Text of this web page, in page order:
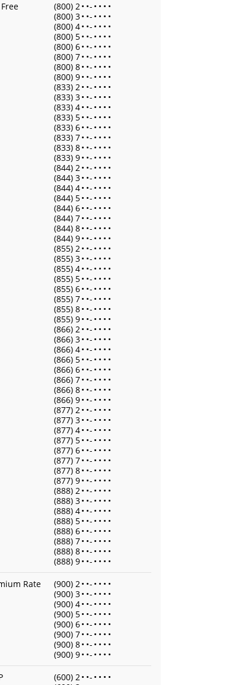
(800) 2• •- • • • •
(800) 3• •- • • • •
(800) 4• •- • • • •
(800) 5• •- • • • •
(800) 6• •- • • • •
(800) 7• •- • • • •
(800) 8• •- • • • •
(800) 9• •- • • • •
(833) 2• •- • • • •
(833) 3• •- • • • •
(833) 4• •- • • • •
(833) 5• •- • • • •
(833) 6• •- • • • •
(833) 7• •- • • • •
(833) 8• •- • • • •
(833) 9• •- • • • •
(844) 2• •- • • • •
(844) 3• •- • • • •
(844) 4• •- • • • •
(844) 5• •- • • • •
(844) 6• •- • • • •
(844) 7• •- • • • •
(844) 8• •- • • • •
(844) 9• •- • • • •
(855) 2• •- • • • •
(855) 3• •- • • • •
(855) 4• •- • • • •
(855) 5• •- • • • •
(855) 6• •- • • • •
(855) 7• •- • • • •
(855) 8• •- • • • •
(855) 9• •- • • • •
(866) 2• •- • • • •
(866) 3• •- • • • •
(866) 4• •- • • • •
(866) 5• •- • • • •
(866) 6• •- • • • •
(866) 7• •- • • • •
(866) 8• •- • • • •
(866) 9• •- • • • •
(877) 2• •- • • • •
(877) 3• •- • • • •
(877) 4• •- • • • •
(877) 5• •- • • • •
(877) 6• •- • • • •
(877) 7• •- • • • •
(877) 8• •- • • • •
(877) 9• •- • • • •
(888) 2• •- • • • •
(888) 3• •- • • • •
(888) 4• •- • • • •
(888) 5• •- • • • •
(888) 6• •- • • • •
(888) 7• •- • • • •
(888) 8• •- • • • •
(888) 9• •- • • • •
Rate
(900) 2• •- • • • •
(900) 3• •- • • • •
(900) 4• •- • • • •
(900) 5• •- • • • •
(900) 6• •- • • • •
(900) 7• •- • • • •
(900) 8• •- • • • •
(900) 9• •- • • • •
(600) 2• •- • • • •